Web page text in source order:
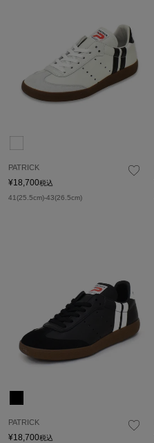
PATRICK
¥18,700税込
41(25.5cm)-43(26.5cm)
PATRICK
¥18,700税込